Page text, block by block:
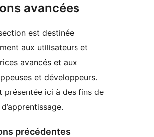
avancées
est destinée
aux utilisateurs et
avancés et aux
et développeurs.
présentée ici à des fins de
précédentes